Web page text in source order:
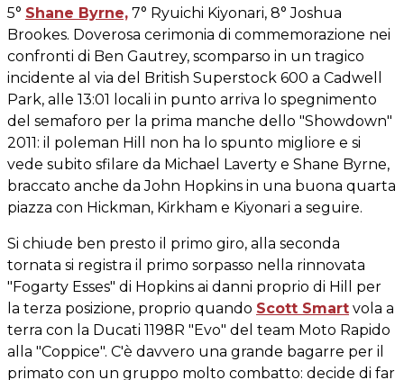
5° Shane Byrne, 7° Ryuichi Kiyonari, 8° Joshua
Brookes. Doverosa cerimonia di commemorazione nei
confronti di Ben Gautrey, scomparso in un tragico
incidente al via del British Superstock 600 a Cadwell
Park, alle 13:01 locali in punto arriva lo spegnimento
del semaforo per la prima manche dello "Showdown"
2011: il poleman Hill non ha lo spunto migliore e si
vede subito sfilare da Michael Laverty e Shane Byrne,
braccato anche da John Hopkins in una buona quarta
piazza con Hickman, Kirkham e Kiyonari a seguire.
Si chiude ben presto il primo giro, alla seconda
tornata si registra il primo sorpasso nella rinnovata
"Fogarty Esses" di Hopkins ai danni proprio di Hill per
la terza posizione, proprio quando Scott Smart vola a
terra con la Ducati 1198R "Evo" del team Moto Rapido
alla "Coppice". C'è davvero una grande bagarre per il
primato con un gruppo molto combatto: decide di far